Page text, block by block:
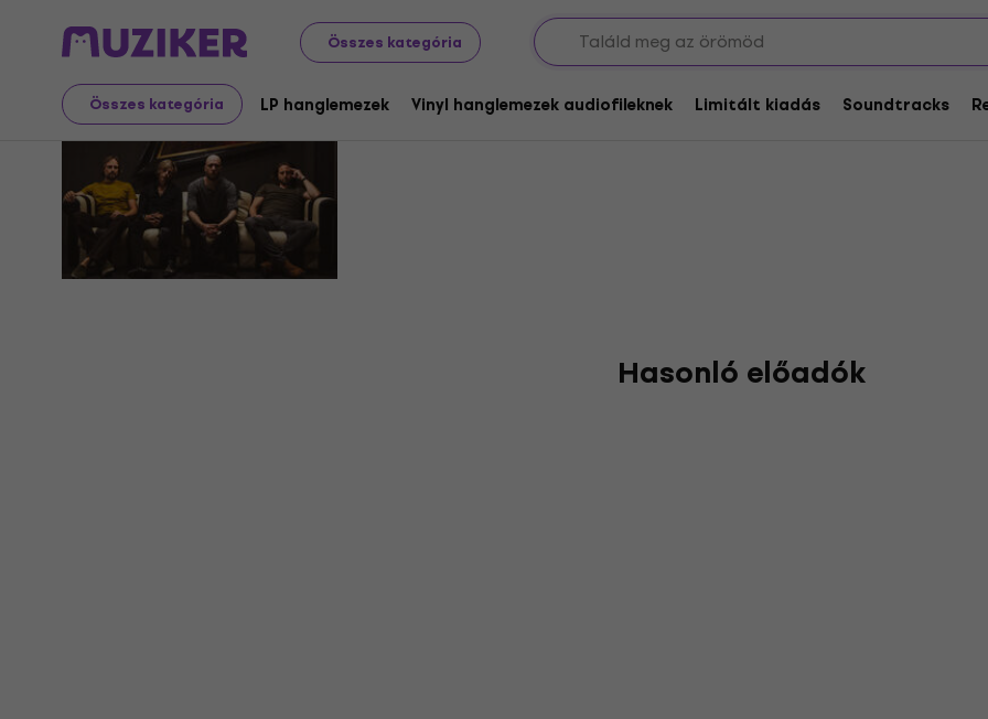
Összes kategória
Összes kategória LP hanglemezek Vinyl hanglemezek audiofileknek Limitált kiadás Soundtracks
Inhalo
Hasonló előadók